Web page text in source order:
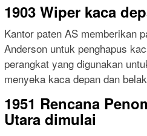
1903 Wiper kaca
Kantor paten AS memberikan
Anderson untuk penghapus
perangkat yang digunakan
menyeka kaca depan dan
1951 Rencana
Utara dimulai